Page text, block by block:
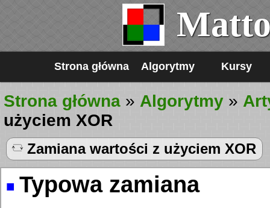
Strona główna Algorytmy Kursy
Strona główna » Algorytmy »
użyciem XOR
Zamiana wartości z użyciem XOR
Typowa zamiana